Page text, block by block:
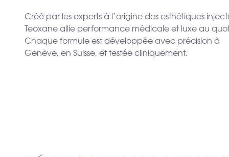
Créé par les experts à l’origine des esthétiques
Teoxane allie performance médicale et luxe au
Chaque formule est développée avec précision à
Genève, en Suisse, et testée cliniquement.